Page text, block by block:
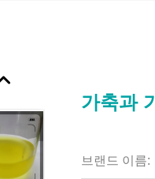
가축과
브랜드 이름: